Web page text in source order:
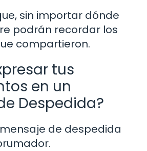
sin importar dónde
podrán recordar los
compartieron.
tus
en un
Despedida?
de despedida